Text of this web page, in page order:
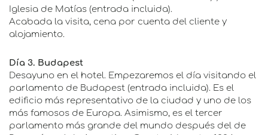
Iglesia de Matías (entrada incluida).
Acabada la visita, cena por cuenta del cliente y
alojamiento.
Día 3. Budapest
Desayuno en el hotel. Empezaremos el día visitando el
parlamento de Budapest (entrada incluida). Es el
edificio más representativo de la ciudad y uno de los
más famosos de Europa. Asimismo, es el tercer
parlamento más grande del mundo después del de